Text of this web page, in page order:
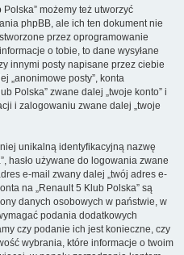
możemy też utworzyć
phpBB, ale ich ten dokument nie
przez oprogramowanie
o tobie, to dane wysyłane
innymi posty napisane przez ciebie
„anonimowe posty”, konta
Polska” zwane dalej „twoje konto” i
i zalogowaniu zwane dalej „twoje
unikalną identyfikacyjną nazwę
hasło używane do logowania zwane
e-mail zwany dalej „twój adres e-
na „Renault 5 Klub Polska” są
danych osobowych w państwie, w
podania dodatkowych
czy podanie ich jest konieczne, czy
wybrania, które informacje o twoim